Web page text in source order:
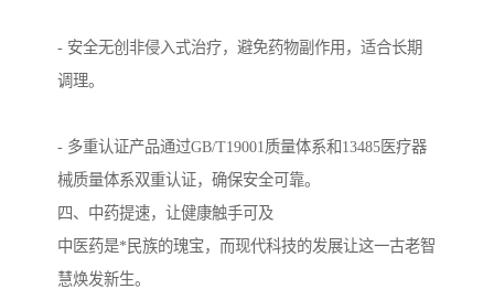
- 安全无创非侵入式治疗，避免药物副作用，适合长期
调理。
- 多重认证产品通过GB/T19001质量体系和13485医疗器
械质量体系双重认证，确保安全可靠。
四、中药提速，让健康触手可及
中医药是*民族的瑰宝，而现代科技的发展让这一古老智
慧焕发新生。